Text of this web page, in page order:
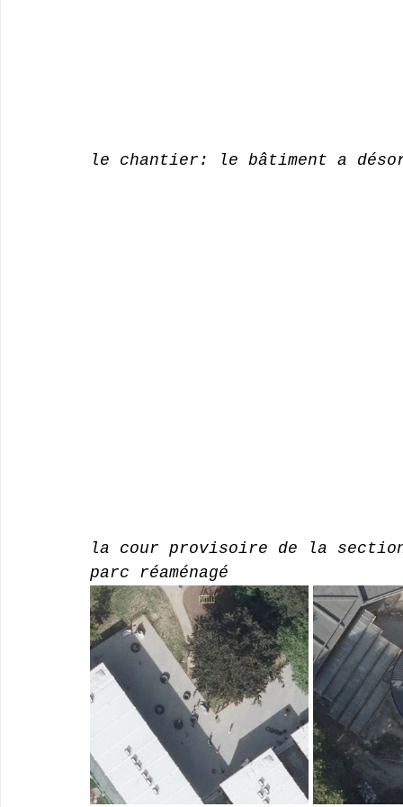
le chantier: le bâtiment a
la cour provisoire de la
parc réaménagé